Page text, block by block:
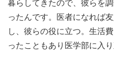
暮らしてきたので、彼らを
ったんです。医者になれば
し、彼らの役に立つ。生活
ったこともあり医学部に入り